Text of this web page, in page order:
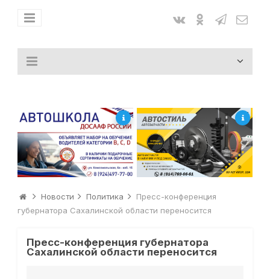
Новости Политика
Пресс-конференция
губернатора Сахалинской области переносится
Пресс-конференция губернатора
Сахалинской области переносится